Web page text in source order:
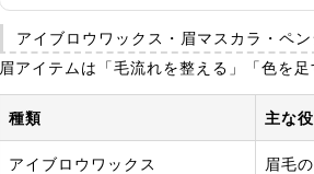
アイブロウワックス・眉マスカラ・ペ
眉アイテムは「毛流れを整える」「色を
種類 主な
アイブロウワックス 眉毛